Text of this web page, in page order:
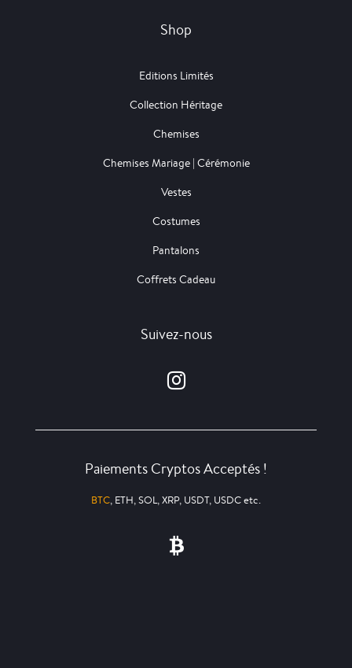
Shop
Editions Limités
Collection Héritage
Chemises
Chemises Mariage | Cérémonie
Vestes
Costumes
Pantalons
Coffrets Cadeau
Suivez-nous
Paiements Cryptos Acceptés !
BTC, ETH, SOL, XRP, USDT, USDC etc.